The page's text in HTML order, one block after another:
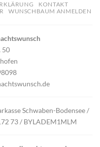
KONTAKT
WUNSCHBAUM ANMELDEN
50
Schwaben-Bodensee /
73 / BYLADEM1MLM